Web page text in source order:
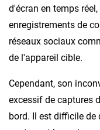
d'écran en temps
enregistrements de
réseaux sociaux
de l'appareil cible.
Cependant, son
excessif de captures
bord. Il est difficile de